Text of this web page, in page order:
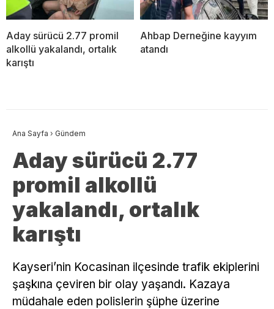
Aday sürücü 2.77 promil
alkollü yakalandı, ortalık
karıştı
Ahbap Derneğine kayyım
atandı
Ana Sayfa › Gündem
Aday sürücü 2.77
promil alkollü
yakalandı, ortalık
karıştı
Kayseri’nin Kocasinan ilçesinde trafik ekiplerini
şaşkına çeviren bir olay yaşandı. Kazaya
müdahale eden polislerin şüphe üzerine